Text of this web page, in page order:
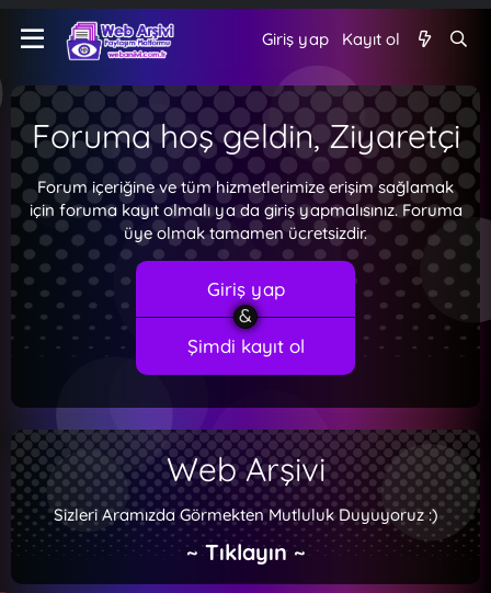
Giriş yap Kayıt ol
Foruma hoş geldin, Ziyaretçi
Forum içeriğine ve tüm hizmetlerimize erişim sağlamak
için foruma kayıt olmalı ya da giriş yapmalısınız. Foruma
üye olmak tamamen ücretsizdir.
Giriş yap
Şimdi kayıt ol
Web Arşivi
Sizleri Aramızda Görmekten Mutluluk Duyuyoruz :)
~ Tıklayın ~